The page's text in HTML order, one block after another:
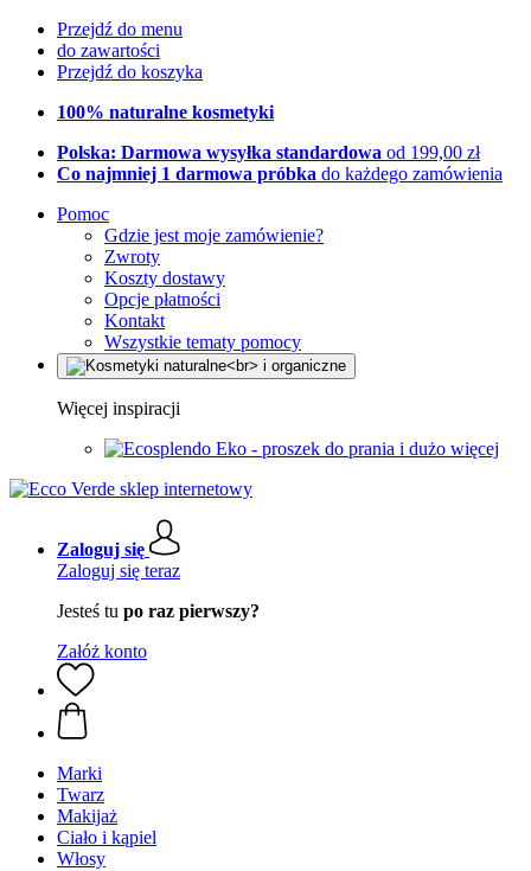
Przejdź do menu
do zawartości
Przejdź do koszyka
100% naturalne kosmetyki
Polska: Darmowa wysyłka standardowa od 199,00 zł
Co najmniej 1 darmowa próbka do każdego zamówienia
Pomoc
Gdzie jest moje zamówienie?
Zwroty
Koszty dostawy
Opcje płatności
Kontakt
Wszystkie tematy pomocy
Więcej inspiracji
Eko - proszek do prania i dużo więcej
Zaloguj się
Zaloguj się teraz
Jesteś tu po raz pierwszy?
Załóż konto
Marki
Twarz
Makijaż
Ciało i kąpiel
Włosy